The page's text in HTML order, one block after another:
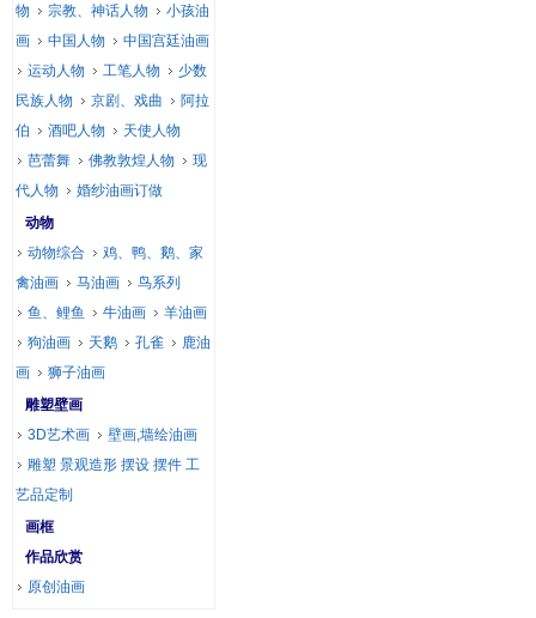
物
宗教、神话人物
小孩油
画
中国人物
中国宫廷油画
运动人物
工笔人物
少数
民族人物
京剧、戏曲
阿拉
伯
酒吧人物
天使人物
芭蕾舞
佛教敦煌人物
现
代人物
婚纱油画订做
动物
动物综合
鸡、鸭、鹅、家
禽油画
马油画
鸟系列
鱼、鲤鱼
牛油画
羊油画
狗油画
天鹅 孔雀
鹿油
画
狮子油画
雕塑壁画
3D艺术画
壁画,墙绘油画
雕塑 景观造形 摆设 摆件 工
艺品定制
画框
作品欣赏
原创油画